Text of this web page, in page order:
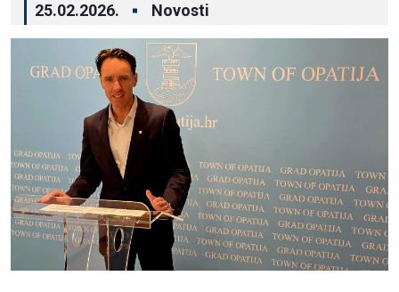
25.02.2026. Novosti